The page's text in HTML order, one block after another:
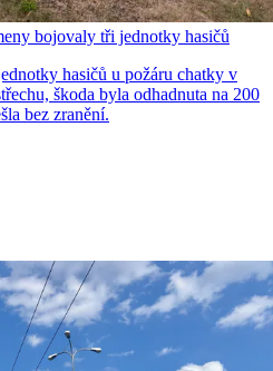
bojovaly tři jednotky hasičů
hasičů u požáru chatky v
škoda byla odhadnuta na 200
bez zranění.